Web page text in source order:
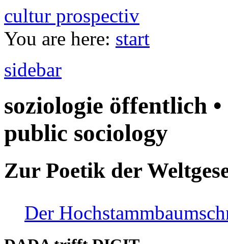
cultur prospectiv
You are here: start
sidebar
soziologie öffentlich
public sociology
Zur Poetik der
Der